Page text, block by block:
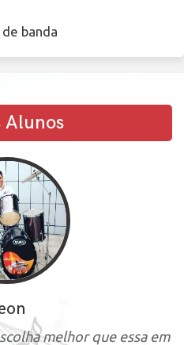
banda
Alunos
melhor que essa em